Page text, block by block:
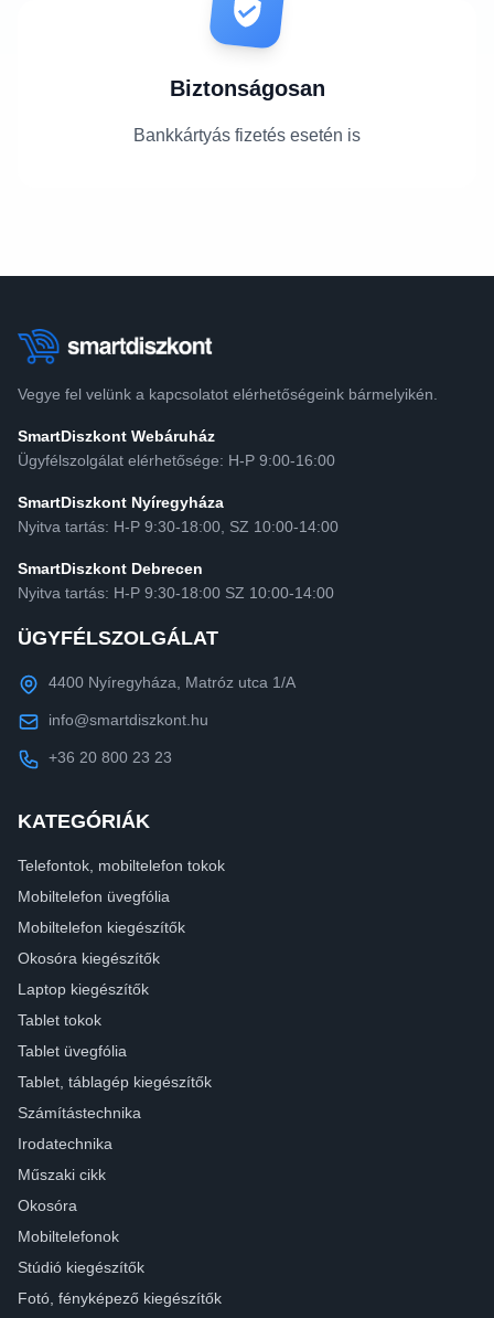
Biztonságosan
Bankkártyás fizetés esetén is
Vegye fel velünk a kapcsolatot elérhetőségeink bármelyikén.
SmartDiszkont Webáruház
Ügyfélszolgálat elérhetősége: H-P 9:00-16:00
SmartDiszkont Nyíregyháza
Nyitva tartás: H-P 9:30-18:00, SZ 10:00-14:00
SmartDiszkont Debrecen
Nyitva tartás: H-P 9:30-18:00 SZ 10:00-14:00
ÜGYFÉLSZOLGÁLAT
4400 Nyíregyháza, Matróz utca 1/A
info@smartdiszkont.hu
+36 20 800 23 23
KATEGÓRIÁK
Telefontok, mobiltelefon tokok
Mobiltelefon üvegfólia
Mobiltelefon kiegészítők
Okosóra kiegészítők
Laptop kiegészítők
Tablet tokok
Tablet üvegfólia
Tablet, táblagép kiegészítők
Számítástechnika
Irodatechnika
Műszaki cikk
Okosóra
Mobiltelefonok
Stúdió kiegészítők
Fotó, fényképező kiegészítők